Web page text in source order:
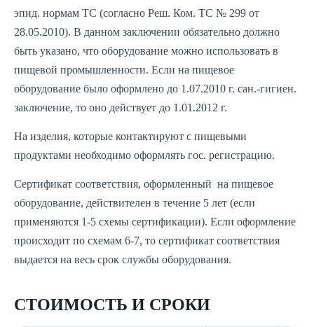
эпид. нормам ТС (согласно Реш. Ком. ТС № 299 от
28.05.2010). В данном заключении обязательно должно
быть указано, что оборудование можно использовать в
пищевой промышленности. Если на пищевое
оборудование было оформлено до 1.07.2010 г. сан.-гигиен.
заключение, то оно действует до 1.01.2012 г.
На изделия, которые контактируют с пищевыми
продуктами необходимо оформлять гос. регистрацию.
Сертификат соответствия, оформленный на пищевое
оборудование, действителен в течение 5 лет (если
применяются 1-5 схемы сертификации). Если оформление
происходит по схемам 6-7, то сертификат соответствия
выдается на весь срок службы оборудования.
СТОИМОСТЬ И СРОКИ